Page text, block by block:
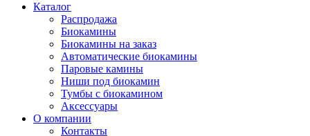
Каталог
Распродажа
Биокамины
Биокамины на заказ
Автоматические биокамины
Паровые камины
Ниши под биокамин
Тумбы с биокамином
Аксессуары
О компании
Контакты